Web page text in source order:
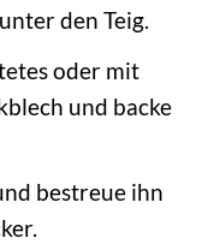
den Teig.
oder mit
und backe
bestreue ihn